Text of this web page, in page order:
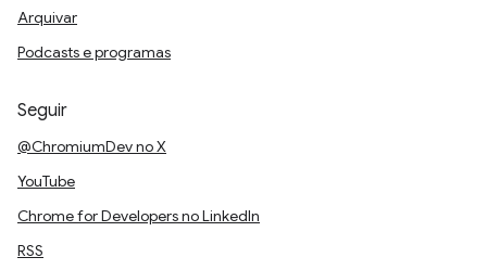
Arquivar
Podcasts e programas
Seguir
@ChromiumDev no X
YouTube
Chrome for Developers no LinkedIn
RSS